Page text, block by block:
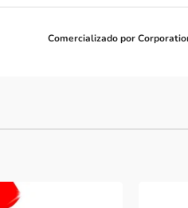
Comercializado por